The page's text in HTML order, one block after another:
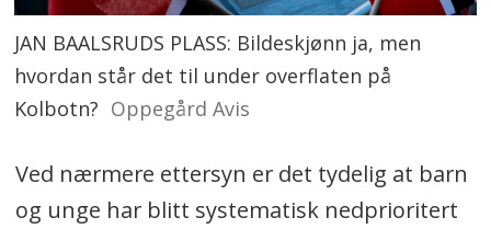
JAN BAALSRUDS PLASS: Bildeskjønn ja, men
hvordan står det til under overflaten på
Kolbotn? Oppegård Avis
Ved nærmere ettersyn er det tydelig at barn
og unge har blitt systematisk nedprioritert